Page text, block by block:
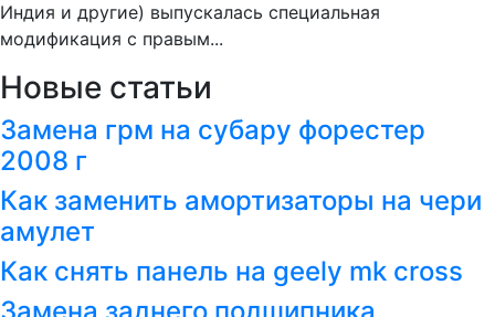
Индия и другие) выпускалась специальная
модификация с правым...
Новые статьи
Замена грм на субару форестер
2008 г
Как заменить амортизаторы на чери
амулет
Как снять панель на geely mk cross